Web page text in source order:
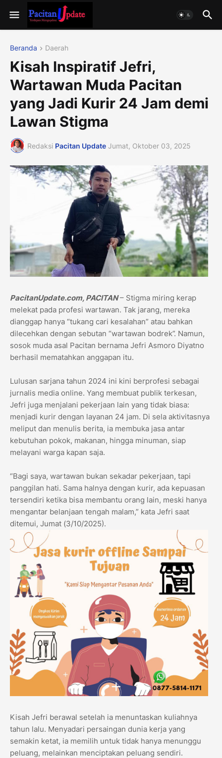
Beranda Daerah
Kisah Inspiratif Jefri,
Wartawan Muda Pacitan
yang Jadi Kurir 24 Jam demi
Lawan Stigma
Redaksi Pacitan Update Jumat, Oktober 03, 2025
PacitanUpdate.com, PACITAN– Stigma miring kerap
melekat pada profesi wartawan. Tak jarang, mereka
dianggap hanya “tukang cari kesalahan” atau bahkan
dilecehkan dengan sebutan “wartawan bodrek”. Namun,
sosok muda asal Pacitan bernama Jefri Asmoro Diyatno
berhasil mematahkan anggapan itu.
Lulusan sarjana tahun 2024 ini kini berprofesi sebagai
jurnalis media online. Yang membuat publik terkesan,
Jefri juga menjalani pekerjaan lain yang tidak biasa:
menjadi kurir dengan layanan 24 jam. Di sela aktivitasnya
meliput dan menulis berita, ia membuka jasa antar
kebutuhan pokok, makanan, hingga minuman, siap
melayani warga kapan saja.
“Bagi saya, wartawan bukan sekadar pekerjaan, tapi
panggilan hati. Sama halnya dengan kurir, ada kepuasan
tersendiri ketika bisa membantu orang lain, meski hanya
mengantar belanjaan tengah malam,” kata Jefri saat
ditemui, Jumat (3/10/2025).
Kisah Jefri berawal setelah ia menuntaskan kuliahnya
tahun lalu. Menyadari persaingan dunia kerja yang
semakin ketat, ia memilih untuk tidak hanya menunggu
peluang, melainkan menciptakan peluang sendiri.